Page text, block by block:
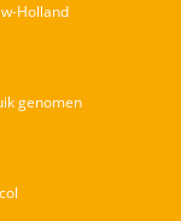
Holland
genomen